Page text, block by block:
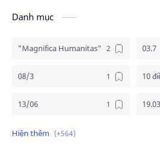
Danh mục
"Magnifica Humanitas" 03.7
08/3
13/06 19.03
19/3